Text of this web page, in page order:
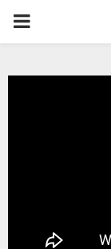
PRIMARY